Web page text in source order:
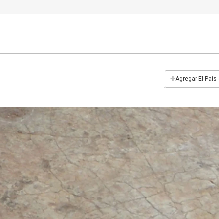
+Agregar El País